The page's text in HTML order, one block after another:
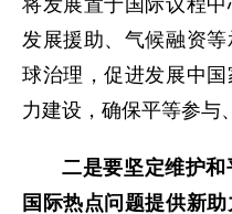
将发展置于国际议程
发展援助、气候融资
球治理，促进发展中
力建设，确保平等参与
二是要坚定维护
国际热点问题提供新助